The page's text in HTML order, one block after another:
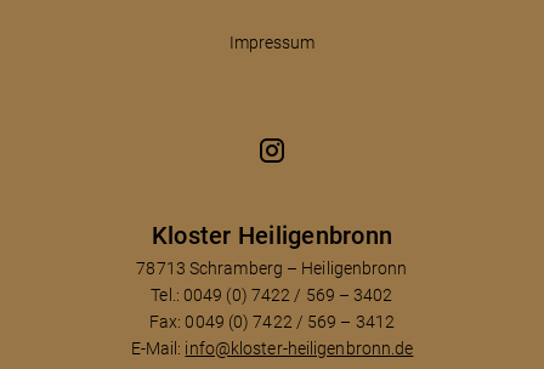
Kloster Heiligenbronn
78713 Schramberg – Heiligenbronn
Tel.: 0049 (0) 7422 / 569 – 3402
Fax: 0049 (0) 7422 / 569 – 3412
E-Mail: info@kloster-heiligenbronn.de
Impressum